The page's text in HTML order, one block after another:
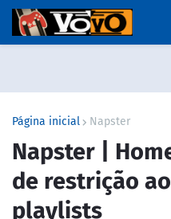
Página inicial Napster
Napster |
de restrição
playlists